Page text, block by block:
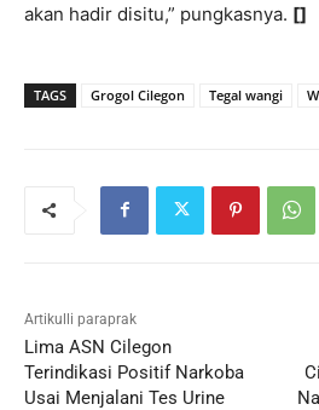
akan hadir disitu,” pungkasnya. []
TAGS Grogol Cilegon Tegal wangi
Artikulli paraprak
Lima ASN Cilegon
Terindikasi Positif Narkoba
Usai Menjalani Tes Urine